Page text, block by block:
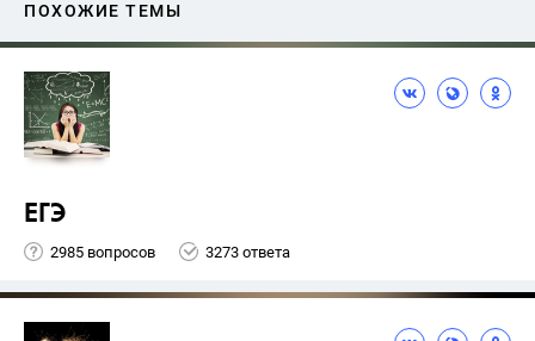
ПОХОЖИЕ ТЕМЫ
ЕГЭ
2985 вопросов 3273 ответа